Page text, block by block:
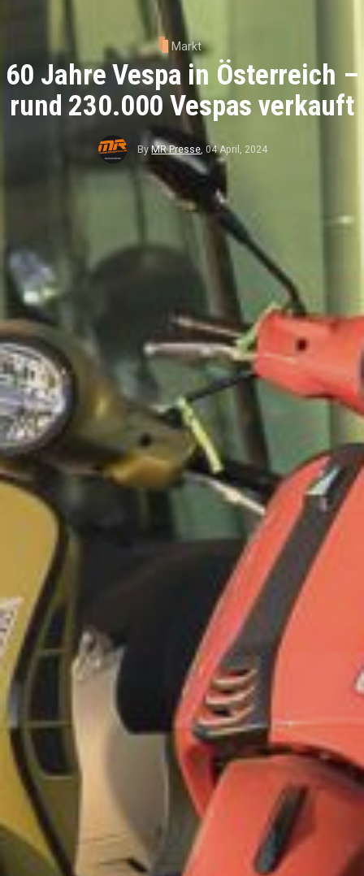
Markt
60 Jahre Vespa in Österreich –
rund 230.000 Vespas verkauft
ByMR Presse, 04 April, 2024